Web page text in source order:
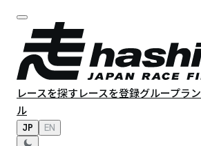
レースを探すレースを登録グループラン
ル
JP EN